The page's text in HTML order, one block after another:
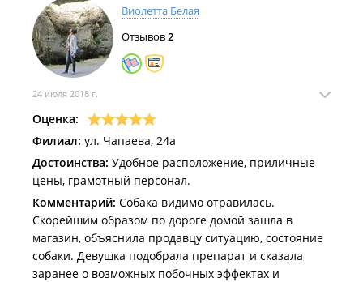
Виолетта Белая
Отзывов2
24 июля 2018 г.
Оценка:
Филиал: ул. Чапаева, 24а
Достоинства: Удобное расположение, приличные
цены, грамотный персонал.
Комментарий: Собака видимо отравилась.
Скорейшим образом по дороге домой зашла в
магазин, объяснила продавцу ситуацию, состояние
собаки. Девушка подобрала препарат и сказала
заранее о возможных побочных эффектах и